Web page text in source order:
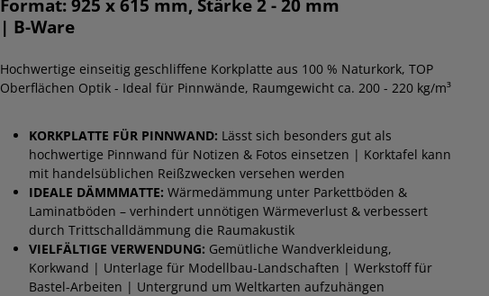
Format: 925 x 615 mm, Stärke 2 - 20 mm
| B-Ware
Hochwertige einseitig geschliffene Korkplatte aus 100 % Naturkork, TOP
Oberflächen Optik - Ideal für Pinnwände, Raumgewicht ca. 200 - 220 kg/m³
KORKPLATTE FÜR PINNWAND: Lässt sich besonders gut als
hochwertige Pinnwand für Notizen & Fotos einsetzen | Korktafel kann
mit handelsüblichen Reißzwecken versehen werden
IDEALE DÄMMMATTE: Wärmedämmung unter Parkettböden &
Laminatböden – verhindert unnötigen Wärmeverlust & verbessert
durch Trittschalldämmung die Raumakustik
VIELFÄLTIGE VERWENDUNG: Gemütliche Wandverkleidung,
Korkwand | Unterlage für Modellbau-Landschaften | Werkstoff für
Bastel-Arbeiten | Untergrund um Weltkarten aufzuhängen